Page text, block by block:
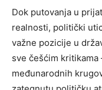
Dok putovanja u
realnosti, politički
važne pozicije u
sve češćim kritikama
međunarodnih